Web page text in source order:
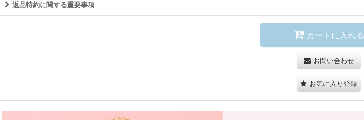
返品特約に関する重要事項
カートに入れる
お問い合わせ
お気に入り登録